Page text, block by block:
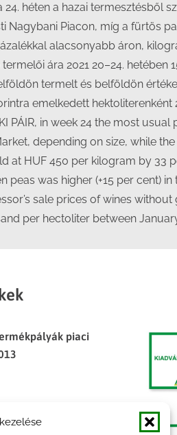
24. héten a hazai
Nagybani Piacon, míg a fürtös
alacsonyabb áron,
ára 2021 20–24.
termelt és belföldön
emelkedett
PÁIR, in week 24 the most
depending on size, while
at HUF 450 per kilogram by 33
peas was higher (+15 per cent)
sale prices of wines
per hectoliter between
piaci
– Zöldség,